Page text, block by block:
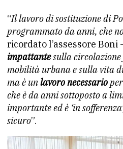
“Il lavoro di sostituzione di
programmato da anni, che
ricordato l’assessore Boni
impattantesulla
mobilità urbana e sulla vita
ma è unlavoro necessario
che è da anni sottoposto a
importante ed è ‘in
sicuro”.